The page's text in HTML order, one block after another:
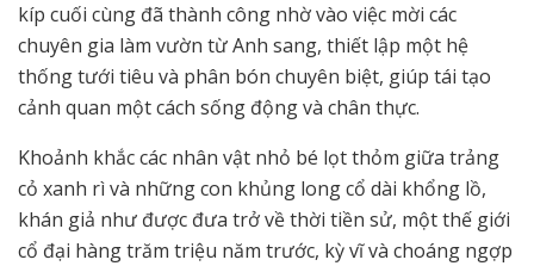
kíp cuối cùng đã thành công nhờ vào việc mời các
chuyên gia làm vườn từ Anh sang, thiết lập một hệ
thống tưới tiêu và phân bón chuyên biệt, giúp tái tạo
cảnh quan một cách sống động và chân thực.
Khoảnh khắc các nhân vật nhỏ bé lọt thỏm giữa trảng
cỏ xanh rì và những con khủng long cổ dài khổng lồ,
khán giả như được đưa trở về thời tiền sử, một thế giới
cổ đại hàng trăm triệu năm trước, kỳ vĩ và choáng ngợp